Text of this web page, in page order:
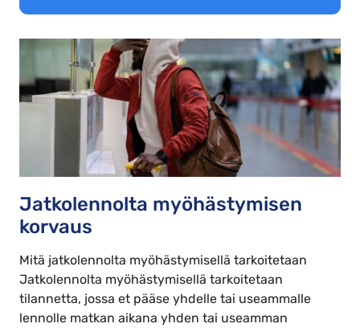
Jatkolennolta myöhästymisen
korvaus
Mitä jatkolennolta myöhästymisellä tarkoitetaan
Jatkolennolta myöhästymisellä tarkoitetaan
tilannetta, jossa et pääse yhdelle tai useammalle
lennolle matkan aikana yhden tai useamman